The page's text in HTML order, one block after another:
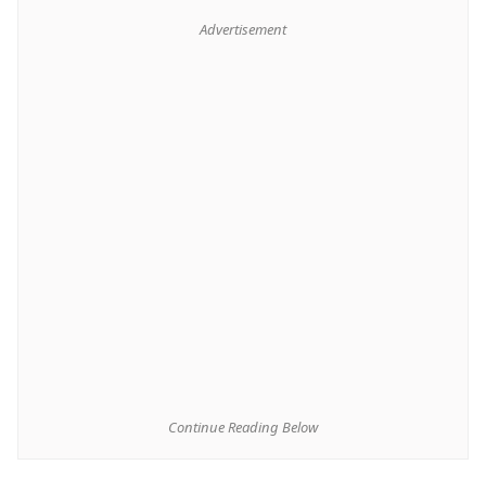
Advertisement
Continue Reading Below